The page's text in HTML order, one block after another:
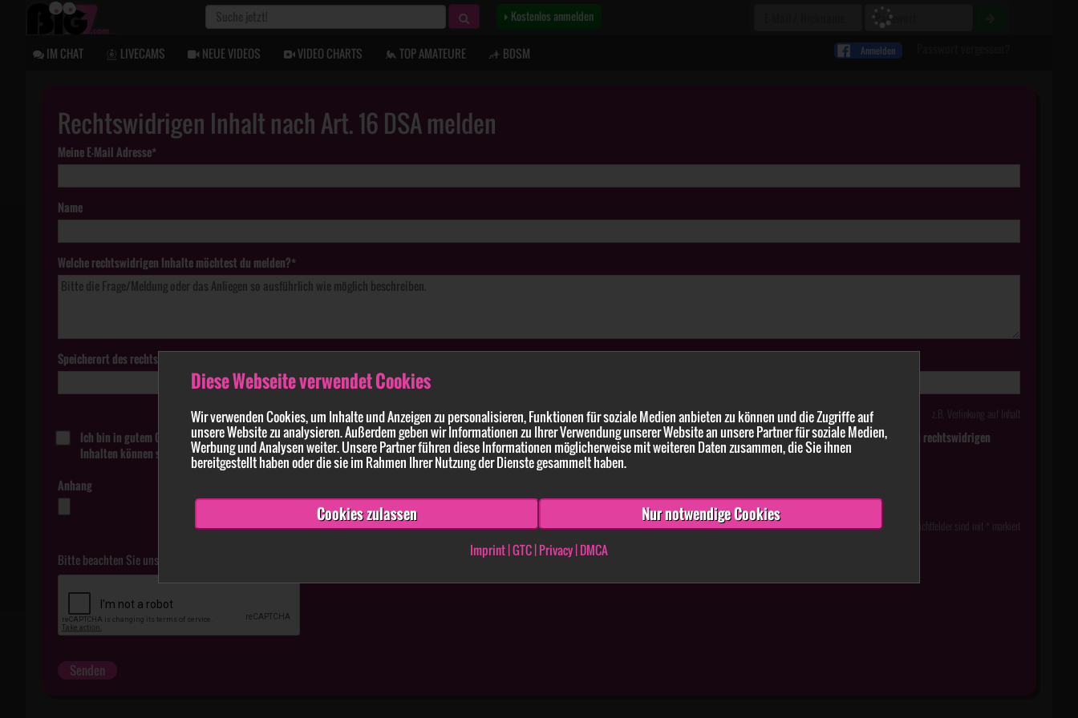
Diese Webseite verwendet Cookies
Wir verwenden Cookies, um Inhalte und Anzeigen zu personalisieren, Funktionen für soziale Medien anbieten zu können und die Zugriffe auf
unsere Website zu analysieren. Außerdem geben wir Informationen zu Ihrer Verwendung unserer Website an unsere Partner für soziale Medien,
Werbung und Analysen weiter. Unsere Partner führen diese Informationen möglicherweise mit weiteren Daten zusammen, die Sie ihnen
bereitgestellt haben oder die sie im Rahmen Ihrer Nutzung der Dienste gesammelt haben.
Cookies zulassen Nur notwendige Cookies
Imprint|GTC|Privacy|DMCA
Kostenlos anmelden
Anmelden
IM CHAT LIVECAMS NEUE VIDEOS VIDEO CHARTS TOP AMATEURE BDSM
Rechtswidrigen Inhalt nach Art. 16 DSA melden
Meine E-Mail Adresse*
Name
Welche rechtswidrigen Inhalte möchtest du melden?*
Speicherort des rechtswidrigen Inhaltes*
z.B. Verlinkung auf Inhalt
Ich bin in gutem Glauben davon überzeugt, dass die in der Meldung enthaltenen Angaben und Anführungen richtig und vollständig sind. Wissentlich falsche oder irreführende Meldungen zu rechtswidrigen
Inhalten können strafbar sein.
Anhang
Pflichtfelder sind mit * markiert
Bitte beachten Sie unsere
Senden